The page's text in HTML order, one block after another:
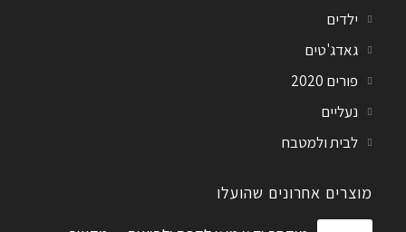
ילדים
גאדג'טים
פורים 2020
נעליים
לבית ולמטבח
מוצרים אחרונים שהועלו